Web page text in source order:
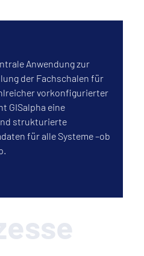
Anwendung zur
der Fachschalen für
vorkonfigurierter
GISalpha eine
strukturierte
für alle Systeme –ob